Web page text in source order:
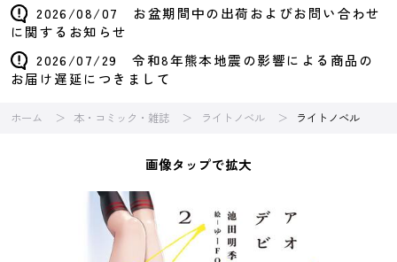
2026/08/07 お盆期間中の出荷およびお問い合わせ
に関するお知らせ
2026/07/29 令和8年熊本地震の影響による商品の
お届け遅延につきまして
ホーム 本・コミック・雑誌 ライトノベル ライトノベル
画像タップで拡大